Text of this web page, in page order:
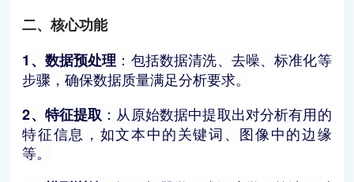
二、核心功能
1、数据预处理 ：包括数据清洗、去噪、标准化等
步骤，确保数据质量满足分析要求。
2、特征提取 ：从原始数据中提取出对分析有用的
特征信息，如文本中的关键词、图像中的边缘
等。